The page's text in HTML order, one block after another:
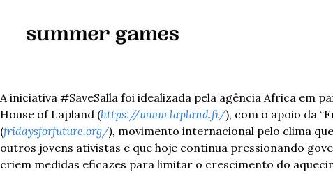
A iniciativa #SaveSalla foi idealizada pela agência Africa em
House of Lapland (https://www.lapland.fi/), com o apoio da
(fridaysforfuture.org/), movimento internacional pelo clima
outros jovens ativistas e que hoje continua pressionando
criem medidas eficazes para limitar o crescimento do